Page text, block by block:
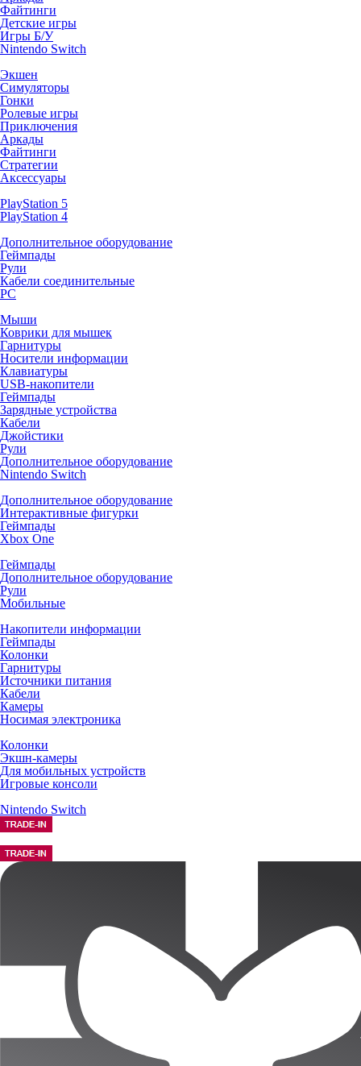
Файтинги
Детские игры
Игры Б/У
Nintendo Switch
Экшен
Симуляторы
Гонки
Ролевые игры
Приключения
Аркады
Файтинги
Стратегии
Аксессуары
PlayStation 5
PlayStation 4
Дополнительное оборудование
Геймпады
Рули
Кабели соединительные
PC
Мыши
Коврики для мышек
Гарнитуры
Носители информации
Клавиатуры
USB-накопители
Геймпады
Зарядные устройства
Кабели
Джойстики
Рули
Дополнительное оборудование
Nintendo Switch
Дополнительное оборудование
Интерактивные фигурки
Геймпады
Xbox One
Геймпады
Дополнительное оборудование
Рули
Мобильные
Накопители информации
Геймпады
Колонки
Гарнитуры
Источники питания
Кабели
Камеры
Носимая электроника
Колонки
Экшн-камеры
Для мобильных устройств
Игровые консоли
Nintendo Switch